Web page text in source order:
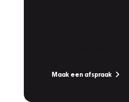
Maak een afspraak